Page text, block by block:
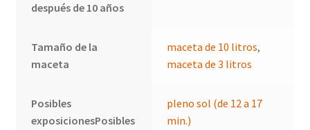
después de 10 años
Tamaño de la
maceta
maceta de 10 litros,
maceta de 3 litros
Posibles
exposicionesPosibles
pleno sol (de 12 a 17
min.)